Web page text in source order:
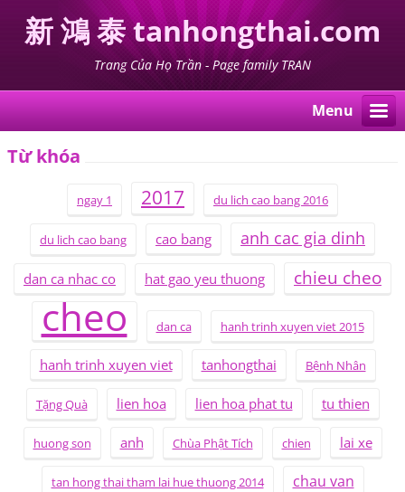
新 鴻 泰 tanhongthai.com
Trang Của Họ Trần - Page family TRAN
Menu
Từ khóa
ngay 1 2017 du lich cao bang 2016
du lich cao bang cao bang anh cac gia dinh
dan ca nhac co hat gao yeu thuong chieu cheo
cheo dan ca hanh trinh xuyen viet 2015
hanh trinh xuyen viet tanhongthai Bệnh Nhân
Tặng Quà lien hoa lien hoa phat tu tu thien
huong son anh Chùa Phật Tích chien lai xe
tan hong thai tham lai hue thuong 2014 chau van